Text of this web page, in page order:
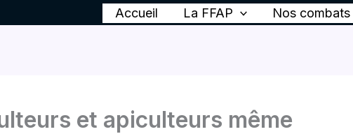
Accueil La FFAP Nos combats
et apiculteurs même